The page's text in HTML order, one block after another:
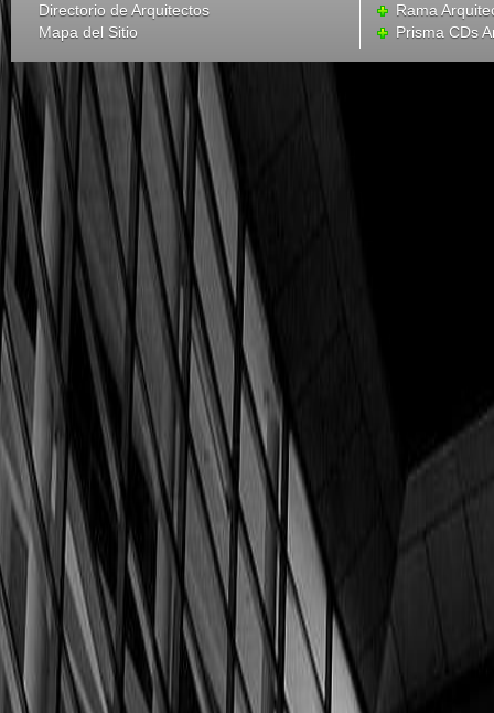
Directorio de Arquitectos
Mapa del Sitio
Rama
Prisma CDs